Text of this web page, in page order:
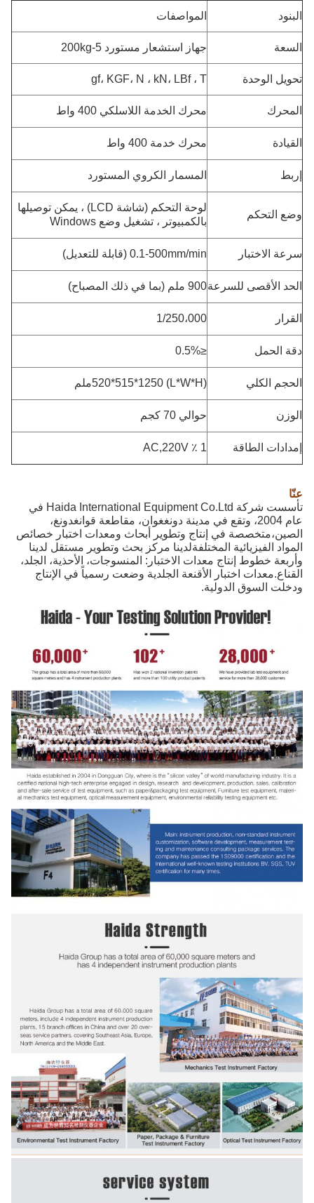
البنود المواصفات
السعة جهاز استشعار مستورد 5-200kg
تحويل الوحدة gf، KGF، N ، kN، LBf ، T
المحرك محرك الخدمة اللاسلكي 400 واط
القيادة محرك خدمة 400 واط
إربط المسمار الكروي المستورد
وضع التحكم
لوحة التحكم (شاشة LCD) ، يمكن توصيلها
بالكمبيوتر ، تشغيل وضع Windows
سرعة الاختبار 0.1-500mm/min (قابلة للتعديل)
الحد الأقصى للسرعة900 ملم (بما في ذلك المصباح)
القرار 1/250،000
دقة الحمل ≤0.5%
الحجم الكلي (L*W*H) 520*515*1250ملم
الوزن حوالي 70 كجم
إمدادات الطاقة 1 ٪ AC,220V
عنّا
تأسست شركة Haida International Equipment Co.Ltd في
عام 2004، وتقع في مدينة دونغغوان، مقاطعة قوانغدونغ،
الصين،متخصصة في إنتاج وتطوير أبحاث ومعدات اختبار خصائص
المواد الفيزيائية المختلفةلدينا مركز بحث وتطوير مستقل لدينا
وأربعة خطوط إنتاج معدات الاختبار: المنسوجات، الأحذية، الجلد،
القناع.معدات اختبار الأقنعة الجلدية وضعت رسمياً في الإنتاج
ودخلت السوق الدولية.